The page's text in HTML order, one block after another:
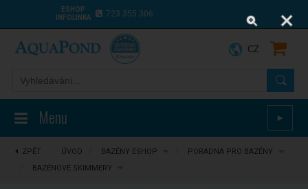
ESHOP
INFOLINKA
723 355 306
Menu ►
CZ
ZPĚT ÚVOD BAZÉNY ESHOP
PORADNA PRO BAZÉNY
BAZÉNOVÉ SKIMMERY